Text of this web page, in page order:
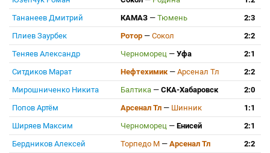
Тананеев Дмитрий
КАМАЗ — Тюмень
2:3
Плиев Заурбек
Ротор — Сокол
2:2
Теняев Александр
Черноморец — Уфа
2:1
Ситдиков Марат
Нефтехимик — Арсенал Тл
2:2
Мирошниченко Никита
Балтика — СКА-Хабаровск
2:0
Попов Артём
Арсенал Тл — Шинник
1:1
Ширяев Максим
Черноморец — Енисей
2:1
Бердников Алексей
Торпедо М — Арсенал Тл
2:2